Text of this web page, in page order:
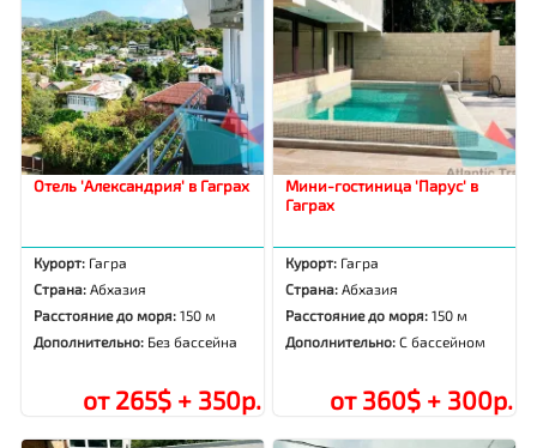
Отель 'Александрия' в Гаграх
Курорт: Гагра
Страна: Абхазия
Расстояние до моря:150 м
Дополнительно: Без бассейна
от 265$ + 350р.
Мини-гостиница 'Парус' в
Гаграх
Курорт: Гагра
Страна: Абхазия
Расстояние до моря:150 м
Дополнительно:С бассейном
от 360$ + 300р.